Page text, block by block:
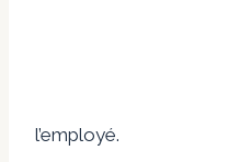
l’employé.